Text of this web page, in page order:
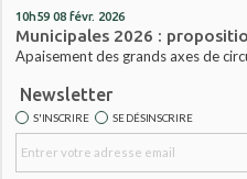
10h59 08 févr. 2026
Municipales 2026 :
Apaisement des grands axes de
Newsletter
S'INSCRIRE SE DÉSINSCRIRE